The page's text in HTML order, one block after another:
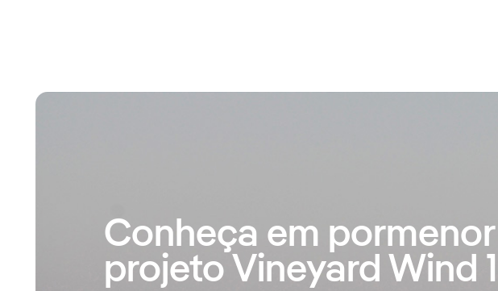
Conheça em
projeto Vineyard Wind 1